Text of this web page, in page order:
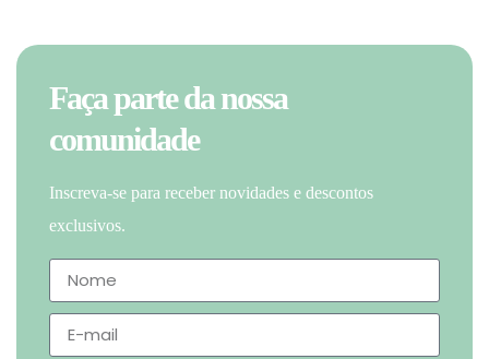
Faça parte da nossa
comunidade
Inscreva-se para receber novidades e descontos
exclusivos.